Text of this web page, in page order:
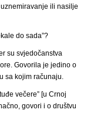
ili nasilje
do sada”?
su svjedočanstva
Govorila je jedino o
sa kojim računaju.
večere” [u Crnoj
govori i o društvu